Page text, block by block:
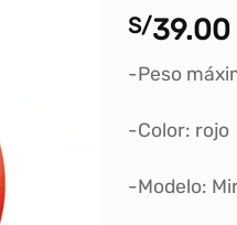
S/39.00
-Peso
-Color: rojo
-Modelo: